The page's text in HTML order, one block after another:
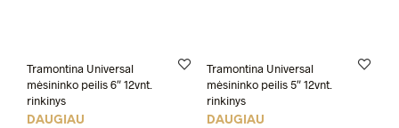
Tramontina Universal
mėsininko peilis 6″ 12vnt.
rinkinys
DAUGIAU
Tramontina Universal
mėsininko peilis 5″ 12vnt.
rinkinys
DAUGIAU